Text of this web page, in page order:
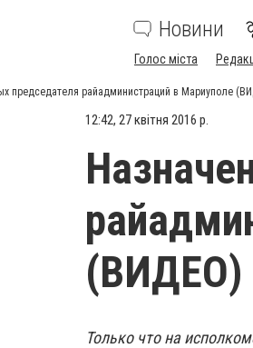
Новини
Голос міста
председателя райадминистраций в Мариуполе
12:42, 27 квітня 2016 р.
(ВИДЕО)
Только что на